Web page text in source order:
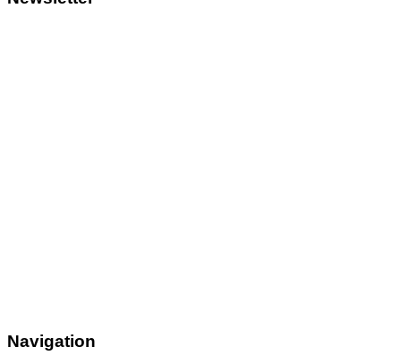
Navigation